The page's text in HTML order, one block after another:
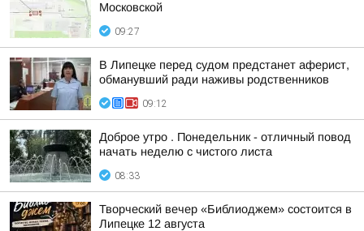
Московской
09:27
В Липецке перед судом предстанет аферист,
обманувший ради наживы родственников
09:12
Доброе утро . Понедельник - отличный повод
начать неделю с чистого листа
08:33
Творческий вечер «Библиоджем» состоится в
Липецке 12 августа